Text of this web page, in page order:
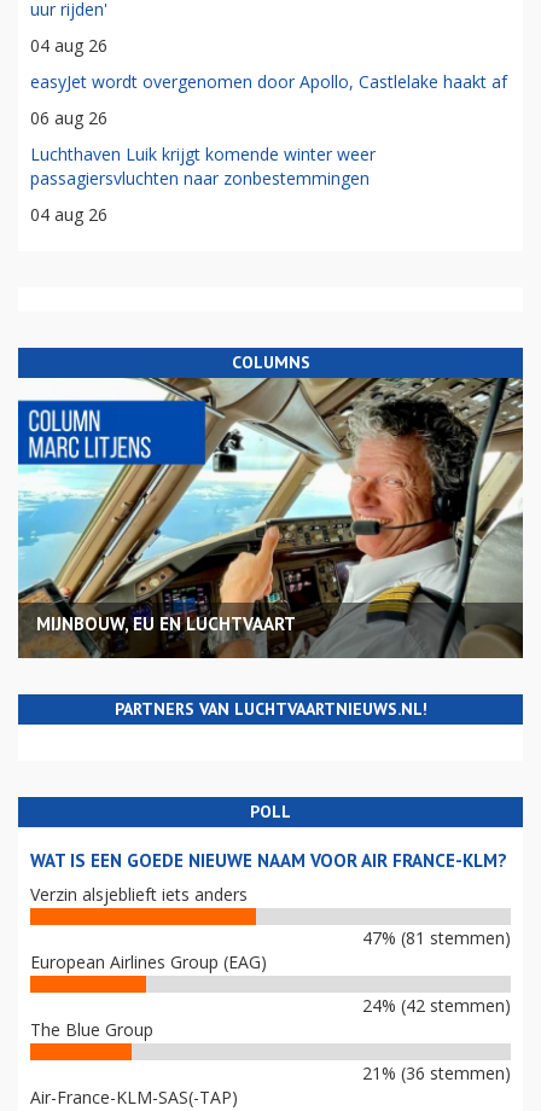
uur rijden'
04 aug 26
easyJet wordt overgenomen door Apollo, Castlelake haakt af
06 aug 26
Luchthaven Luik krijgt komende winter weer
passagiersvluchten naar zonbestemmingen
04 aug 26
COLUMNS
MIJNBOUW, EU EN LUCHTVAART
PARTNERS VAN LUCHTVAARTNIEUWS.NL!
POLL
WAT IS EEN GOEDE NIEUWE NAAM VOOR AIR FRANCE-KLM?
Verzin alsjeblieft iets anders
47% (81 stemmen)
European Airlines Group (EAG)
24% (42 stemmen)
The Blue Group
21% (36 stemmen)
Air-France-KLM-SAS(-TAP)